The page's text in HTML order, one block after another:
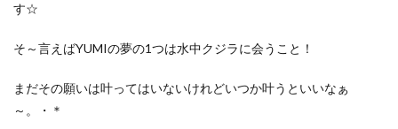
す☆
そ～言えばYUMIの夢の1つは水中クジラに会うこと！
まだその願いは叶ってはいないけれどいつか叶うといいなぁ
～。・＊